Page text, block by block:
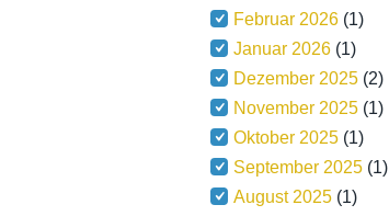
Februar 2026 (1)
Januar 2026 (1)
Dezember 2025 (2)
November 2025 (1)
Oktober 2025 (1)
September 2025 (1)
August 2025 (1)